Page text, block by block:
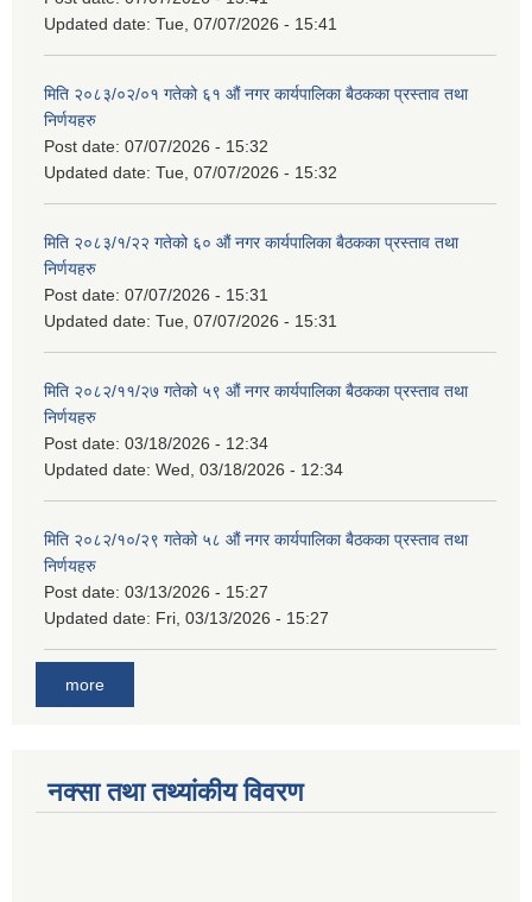
Updated date: Tue, 07/07/2026 - 15:41
मिति २०८३/०२/०१ गतेको ६१ औं नगर कार्यपालिका बैठकका प्रस्ताव तथा
निर्णयहरु
Post date: 07/07/2026 - 15:32
Updated date: Tue, 07/07/2026 - 15:32
मिति २०८३/१/२२ गतेको ६० औं नगर कार्यपालिका बैठकका प्रस्ताव तथा
निर्णयहरु
Post date: 07/07/2026 - 15:31
Updated date: Tue, 07/07/2026 - 15:31
मिति २०८२/११/२७ गतेको ५९ औं नगर कार्यपालिका बैठकका प्रस्ताव तथा
निर्णयहरु
Post date: 03/18/2026 - 12:34
Updated date: Wed, 03/18/2026 - 12:34
मिति २०८२/१०/२९ गतेको ५८ औं नगर कार्यपालिका बैठकका प्रस्ताव तथा
निर्णयहरु
Post date: 03/13/2026 - 15:27
Updated date: Fri, 03/13/2026 - 15:27
more
नक्सा तथा तथ्यांकीय विवरण